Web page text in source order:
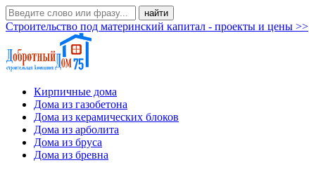
Строительство под материнский капитал - проекты и цены >>
Кирпичные дома
Дома из газобетона
Дома из керамических блоков
Дома из арболита
Дома из бруса
Дома из бревна